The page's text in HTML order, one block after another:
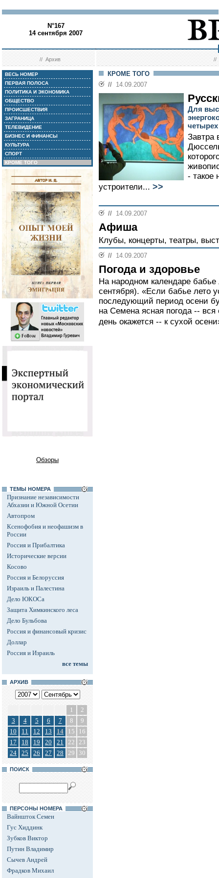
N°167
14 сентября 2007
//Архив //
ВЕСЬ НОМЕР
ПЕРВАЯ ПОЛОСА
ПОЛИТИКА И ЭКОНОМИКА
ОБЩЕСТВО
ПРОИСШЕСТВИЯ
ЗАГРАНИЦА
ТЕЛЕВИДЕНИЕ
БИЗНЕС И ФИНАНСЫ
КУЛЬТУРА
СПОРТ
КРОМЕ ТОГО
Обзоры
ТЕМЫ НОМЕРА
Признание независимости
Абхазии и Южной Осетии
Автопром
Ксенофобия и неофашизм в
России
Россия и Прибалтика
Исторические версии
Косово
Россия и Белоруссия
Израиль и Палестина
Дело ЮКОСа
Защита Химкинского леса
Дело Бульбова
Россия и финансовый кризис
Доллар
Россия и Израиль
все темы
АРХИВ
1
2
3
4 5 6 7 8
9
10
11 12 13 14 15
16
17
18 19 20 21 22 23
24
25 26 27 28 29 30
ПОИСК
ПЕРСОНЫ НОМЕРА
Вайншток Семен
Гус Хиддинк
Зубков Виктор
Путин Владимир
Сычев Андрей
Фрадков Михаил
КРОМЕ ТОГО
// 14.09.2007
Для
Завтра
- такое
устроители... >>
// 14.09.2007
Афиша
Клубы, концерты, театры,
// 14.09.2007
Погода и здоровье
На народном календаре
сентября). «Если бабье лето
последующий период осени
на Семена ясная погода --
день окажется -- к сухой